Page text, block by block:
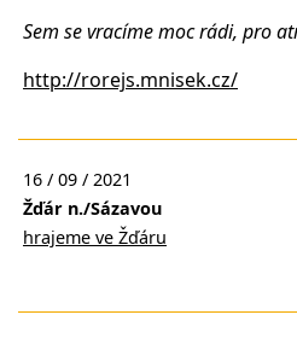
Sem se vracíme moc rádi, pro
http://rorejs.mnisek.cz/
16 / 09 / 2021
Žďár n./Sázavou
hrajeme ve Žďáru